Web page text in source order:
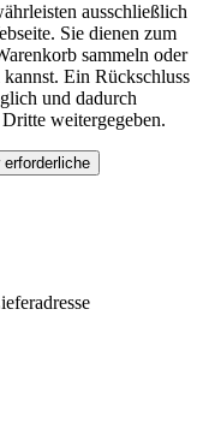
ausschließlich
Sie dienen zum
sammeln oder
Ein Rückschluss
und dadurch
weitergegeben.
erforderliche